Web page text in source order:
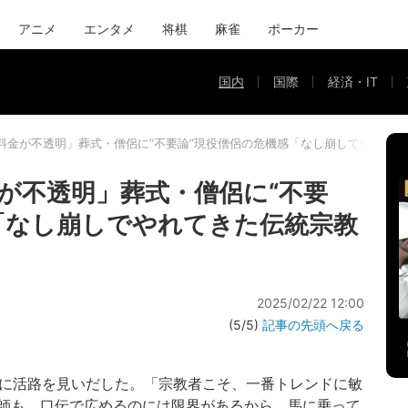
アニメ エンタメ 将棋 麻雀 ポーカー
国内 国際 経済・IT
金が不透明」葬式・僧侶に“不要論”現役僧侶の危機感「なし崩しでやれて
不透明」葬式・僧侶に“不要
し崩しでやれてきた伝統宗教
2025/02/22 12:00
(5/5) 記事の先頭へ戻る
路を見いだした。「宗教者こそ、一番トレンドに敏